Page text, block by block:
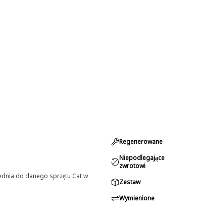
do danego sprzętu Cat w
Regenerowane
Niepodlegające
zwrotowi
Zestaw
Wymienione